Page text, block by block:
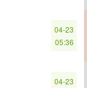
04-23
05:36
04-23